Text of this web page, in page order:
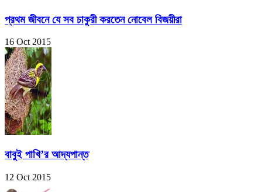
প্রথম জীবনে যে সব চাকুরী করতেন নোবেল বিজয়ীরা
16 Oct 2015
বাবুই পাখি’র আদ্যপান্ত
12 Oct 2015